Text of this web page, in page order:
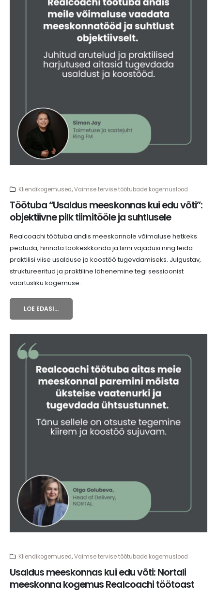
Kliendikogemused,Vaimse tervise töötubade kogemuslood
Töötuba “Usaldus meeskonnas kui edu võti”:
objektiivne pilk tiimitööle ja suhtlusele
Realcoachi töötuba andis meeskonnale võimaluse hetkeks
peatuda, hinnata töökeskkonda ja tiimi vajadusi ning leida
praktilisi viise usalduse ja koostöö tugevdamiseks. Julgustav,
struktureeritud ja praktiline lähenemine tegi sessioonist
väärtusliku kogemuse.
LOE EDASI...
Kliendikogemused,Vaimse tervise töötubade kogemuslood
Usaldus meeskonnas kui edu võti: Nortali
meeskonna kogemus Realcoachi töötoast